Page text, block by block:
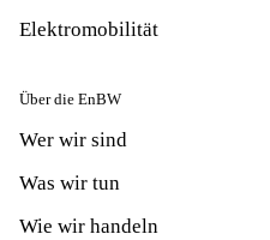
Elektromobilität
Über die EnBW
Wer wir sind
Was wir tun
Wie wir handeln